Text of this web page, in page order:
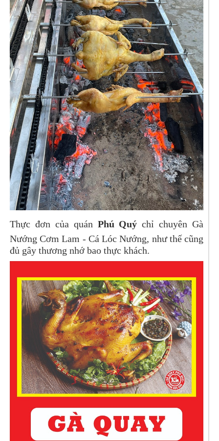
Thực đơn của quán Phú Quý chỉ chuyên Gà
Nướng Cơm Lam - Cá Lóc Nướng, như thế cũng
đủ gây thương nhớ bao thực khách.